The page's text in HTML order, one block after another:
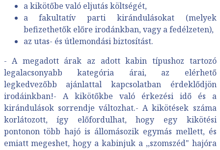
a kikötőbe való eljutás költségét,
a fakultatív parti kirándulásokat (melyek
befizethetők előre irodánkban, vagy a fedélzeten),
az utas- és útlemondási biztosítást.
- A megadott árak az adott kabin típushoz tartozó
legalacsonyabb kategória árai, az elérhető
legkedvezőbb ajánlattal kapcsolatban érdeklődjön
irodáinkban!- A kikötőkbe való érkezési idő és a
kirándulások sorrendje változhat.- A kikötések száma
korlátozott, így előfordulhat, hogy egy kikötési
pontonon több hajó is állomásozik egymás mellett, és
emiatt megeshet, hogy a kabinjuk a ,,szomszéd" hajóra